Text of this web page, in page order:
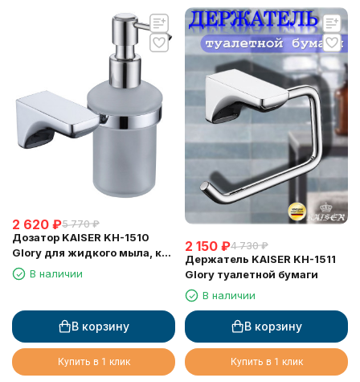
2 620 ₽5 770 ₽
Дозатор KAISER KH-1510
Glory для жидкого мыла, к
стенеВ наличии
В корзину
Купить в 1 клик
2 150 ₽4 730 ₽
Держатель KAISER KH-1511
Glory туалетной бумаги
В наличии
В корзину
Купить в 1 клик